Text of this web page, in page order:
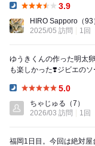
3.9
HIRO Sapporo （93
2025/05 訪問
1回
ゆうきくんの作った明太
も楽しかった❣️ジビエのソーセージ
5.0
ちゃじゅる （7）
2026/03 訪問
1回
福岡1日目。今回は絶対